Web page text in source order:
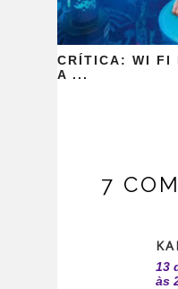
CRÍTICA: WI FI
A ...
7
13
às